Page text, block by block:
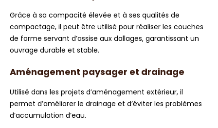
Grâce à sa compacité élevée et à ses qualités de
compactage, il peut être utilisé pour réaliser les couches
de forme servant d’assise aux dallages, garantissant un
ouvrage durable et stable.
Aménagement paysager et drainage
Utilisé dans les projets d’aménagement extérieur, il
permet d’améliorer le drainage et d’éviter les problèmes
d’accumulation d’eau.